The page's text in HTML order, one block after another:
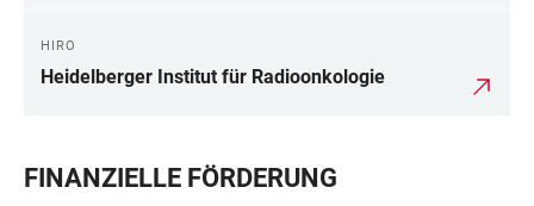
HIRO
Heidelberger Institut für Radioonkologie
FINANZIELLE FÖRDERUNG